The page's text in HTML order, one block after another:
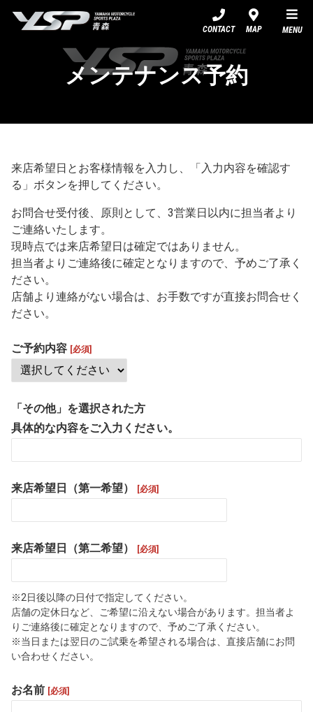
CONTACT MAP MENU
メンテナンス予約
来店希望日とお客様情報を入力し、「入力内容を確認す
る」ボタンを押してください。
お問合せ受付後、原則として、3営業日以内に担当者より
ご連絡いたします。
現時点では来店希望日は確定ではありません。
担当者よりご連絡後に確定となりますので、予めご了承く
ださい。
店舗より連絡がない場合は、お手数ですが直接お問合せく
ださい。
ご予約内容 [必須]
「その他」を選択された方
具体的な内容をご入力ください。
来店希望日（第一希望） [必須]
来店希望日（第二希望） [必須]
※2日後以降の日付で指定してください。
店舗の定休日など、ご希望に沿えない場合があります。担当者よ
りご連絡後に確定となりますので、予めご了承ください。
※当日または翌日のご試乗を希望される場合は、直接店舗にお問
い合わせください。
お名前 [必須]